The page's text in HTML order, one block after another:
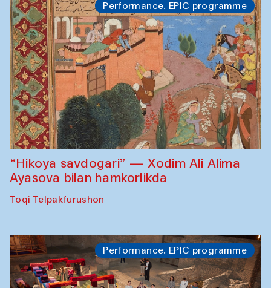
Performance. EPIC programme
“Hikoya savdogari” — Xodim Ali Alima
Ayasova bilan hamkorlikda
Toqi Telpakfurushon
Performance. EPIC programme